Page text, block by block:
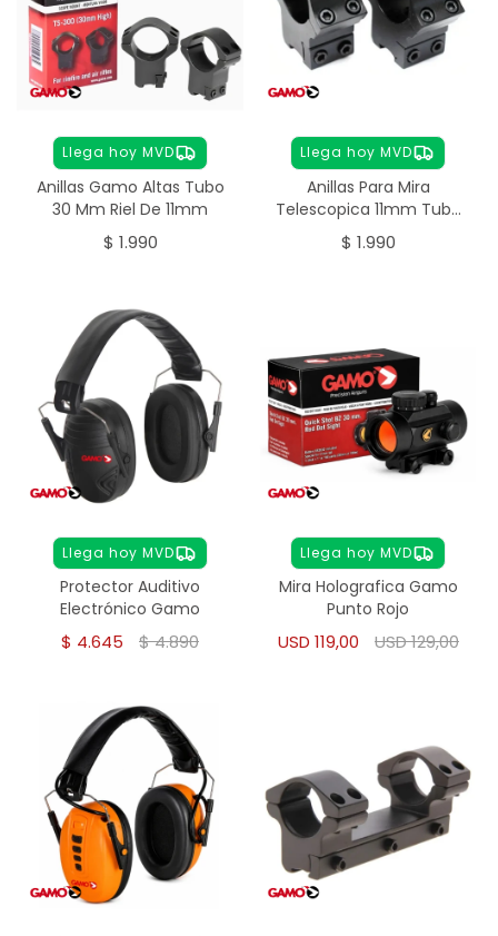
Llega hoy MVD
Anillas Gamo Altas Tubo
30 Mm Riel De 11mm
$ 1.990
Llega hoy MVD
Anillas Para Mira
Telescopica 11mm Tubo
De 30 Mm
$ 1.990
Llega hoy MVD
Protector Auditivo
Electrónico Gamo
$ 4.645 $4.890
Llega hoy MVD
Mira Holografica Gamo
Punto Rojo
USD 119,00 USD129,00